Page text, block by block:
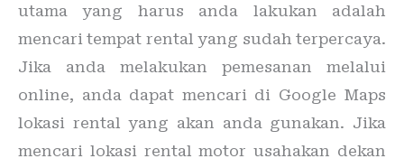
utama yang harus anda lakukan adalah
mencari tempat rental yang sudah terpercaya.
Jika anda melakukan pemesanan melalui
online, anda dapat mencari di Google Maps
lokasi rental yang akan anda gunakan. Jika
mencari lokasi rental motor usahakan dekan